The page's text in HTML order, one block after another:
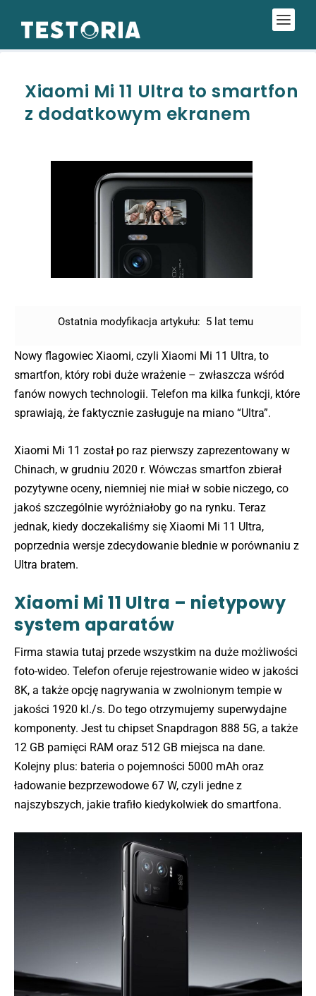
Xiaomi Mi 11 Ultra to smartfon
z dodatkowym ekranem
Ostatnia modyfikacja artykułu: 5 lat temu
Nowy flagowiec Xiaomi, czyli Xiaomi Mi 11 Ultra, to
smartfon, który robi duże wrażenie – zwłaszcza wśród
fanów nowych technologii. Telefon ma kilka funkcji, które
sprawiają, że faktycznie zasługuje na miano “Ultra”.
Xiaomi Mi 11 został po raz pierwszy zaprezentowany w
Chinach, w grudniu 2020 r. Wówczas smartfon zbierał
pozytywne oceny, niemniej nie miał w sobie niczego, co
jakoś szczególnie wyróżniałoby go na rynku. Teraz
jednak, kiedy doczekaliśmy się Xiaomi Mi 11 Ultra,
poprzednia wersje zdecydowanie blednie w porównaniu z
Ultra bratem.
Xiaomi Mi 11 Ultra – nietypowy
system aparatów
Firma stawia tutaj przede wszystkim na duże możliwości
foto-wideo. Telefon oferuje rejestrowanie wideo w jakości
8K, a także opcję nagrywania w zwolnionym tempie w
jakości 1920 kl./s. Do tego otrzymujemy superwydajne
komponenty. Jest tu chipset Snapdragon 888 5G, a także
12 GB pamięci RAM oraz 512 GB miejsca na dane.
Kolejny plus: bateria o pojemności 5000 mAh oraz
ładowanie bezprzewodowe 67 W, czyli jedne z
najszybszych, jakie trafiło kiedykolwiek do smartfona.